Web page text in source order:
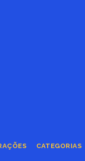
CATEGORIAS